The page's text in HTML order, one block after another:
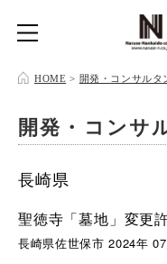
HOME > 開発・コンサルタ
開発・コンサ
長崎県
聖徳寺「墓地」変更
長崎県佐世保市 2024年 07